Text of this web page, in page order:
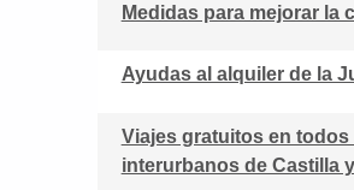
Medidas para mejorar la
Ayudas al alquiler de la
Viajes gratuitos en
interurbanos de Castilla